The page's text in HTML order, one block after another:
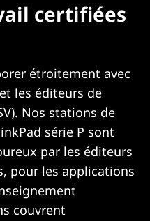
certifiées
étroitement avec
les éditeurs de
Nos stations de
série P sont
par les éditeurs
pour les applications
couvrent